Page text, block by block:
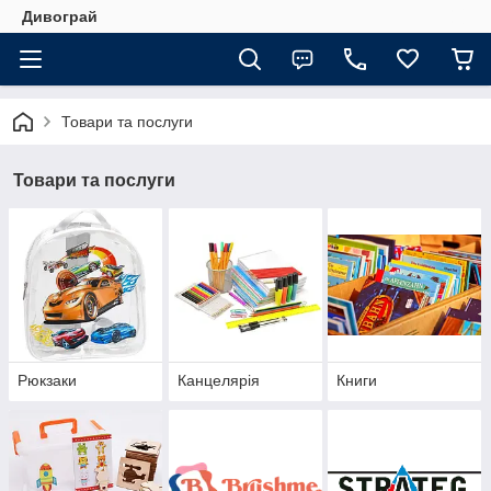
Дивограй
Товари та послуги
Товари та послуги
Рюкзаки Канцелярія Книги